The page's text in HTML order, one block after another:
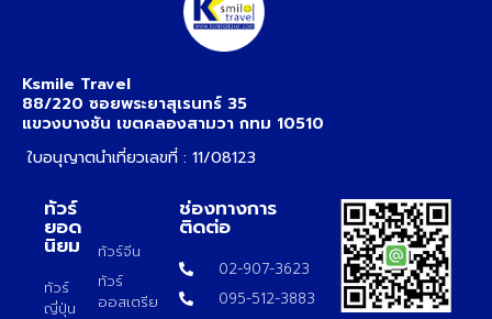
Ksmile Travel
88/220 ซอยพระยาสุเรนทร์ 35
แขวงบางชัน เขตคลองสามวา กทม 10510
ใบอนุญาตนำเที่ยวเลขที่ : 11/08123
ทัวร์
ยอด
นิยม
ทัวร์
ญี่ปุ่น
ทัวร์จีน
ทัวร์
ออสเตรีย
ช่องทางการ
ติดต่อ
02-907-3623
095-512-3883